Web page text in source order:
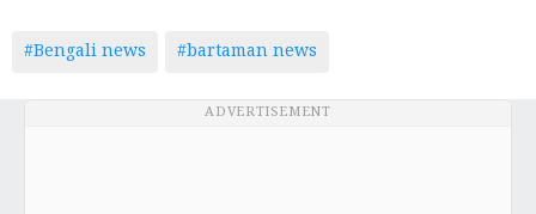
#Bengali news #bartaman news
ADVERTISEMENT